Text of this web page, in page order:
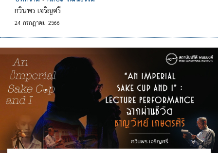
กวินพร เจริญศรี
24 กรกฎาคม 2566